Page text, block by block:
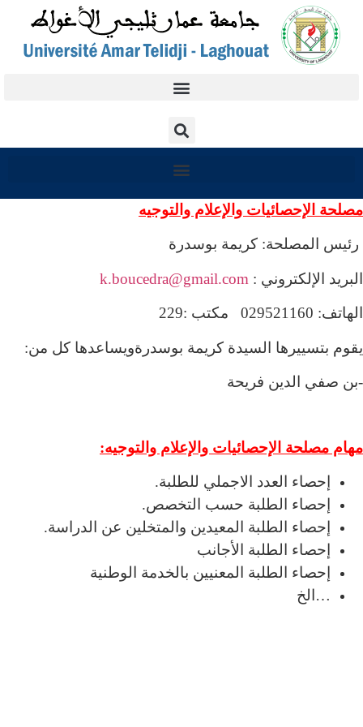
مصلحة الإحصائيات والإعلام والتوجيه
رئيس المصلحة: كريمة بوسدرة
البريد الإلكتروني : k.boucedra@gmail.com
الهاتف: 029521160 مكتب :229
يقوم بتسييرها السيدة كريمة بوسدرةويساعدها كل من:
-بن صفي الدين فريحة
مهام مصلحة الإحصائيات والإعلام والتوجيه:
إحصاء العدد الاجملي للطلبة.
إحصاء الطلبة حسب التخصص.
إحصاء الطلبة المعيدين والمتخلين عن الدراسة.
إحصاء الطلبة الأجانب
إحصاء الطلبة المعنيين بالخدمة الوطنية
…الخ